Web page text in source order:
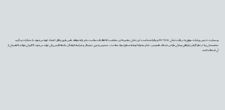
وب‌سایت «دیجی‌پزشک» موفق به دریافت نشان PIF TICK بریتانیا شده است. این نشان معتبر به این معناست که اطلاعات سلامت ما بر پایه شواهد علمی به‌روز و قابل اعتماد تهیه می‌شوند، با مشارکت و تأیید
متخصصان و با در نظر گرفتن نیازهای بیماران طراحی شده‌اند. همچنین، تمام محتوا با توجه به سطح سواد سلامت، دسترس‌پذیری دیجیتال و شرایط فرهنگی جامعه فارسی‌زبان تولید می‌شود تا کاربران بتوانند با اطمینان از
آن استفاده کنند.